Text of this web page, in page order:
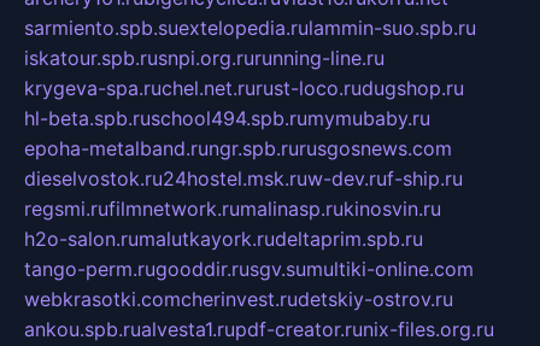
sarmiento.spb.suextelopedia.rulammin-suo.spb.ru
iskatour.spb.rusnpi.org.rurunning-line.ru
krygeva-spa.ruchel.net.rurust-loco.rudugshop.ru
hl-beta.spb.ruschool494.spb.rumymubaby.ru
epoha-metalband.rungr.spb.rurusgosnews.com
dieselvostok.ru24hostel.msk.ruw-dev.ruf-ship.ru
regsmi.rufilmnetwork.rumalinasp.rukinosvin.ru
h2o-salon.rumalutkayork.rudeltaprim.spb.ru
tango-perm.rugooddir.rusgv.sumultiki-online.com
webkrasotki.comcherinvest.rudetskiy-ostrov.ru
ankou.spb.rualvesta1.rupdf-creator.runix-files.org.ru